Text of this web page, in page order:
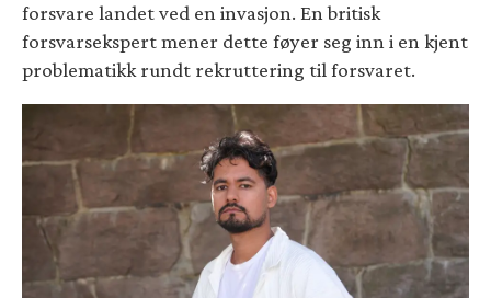
forsvare landet ved en invasjon. En britisk
forsvarsekspert mener dette føyer seg inn i en kjent
problematikk rundt rekruttering til forsvaret.